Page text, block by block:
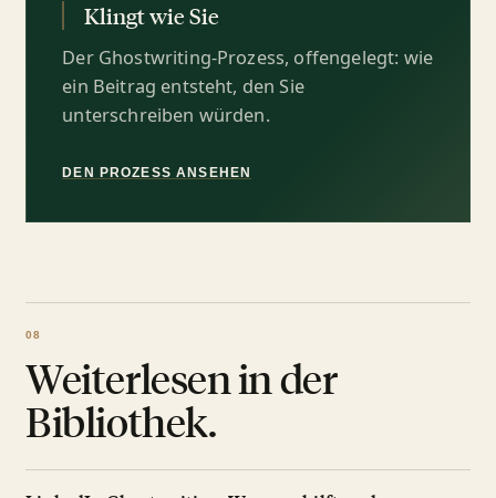
Klingt wie Sie
Der Ghostwriting-Prozess, offengelegt: wie
ein Beitrag entsteht, den Sie
unterschreiben würden.
DEN PROZESS ANSEHEN
Weiterlesen in der
Bibliothek.